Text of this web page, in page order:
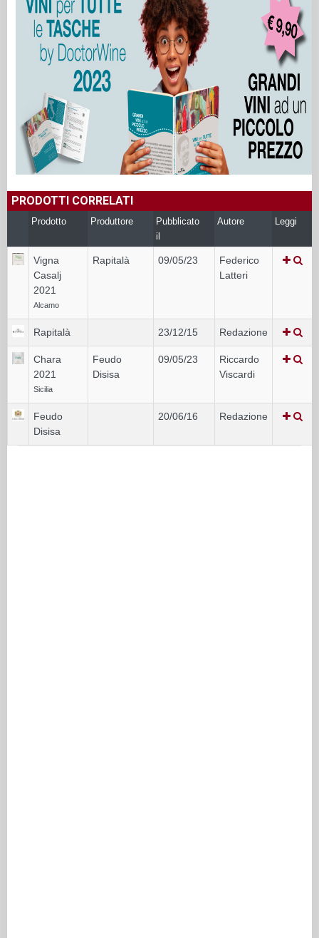
PRODOTTI CORRELATI
Prodotto Produttore
Pubblicato
il
Autore Leggi
Vigna
Casalj
2021
Alcamo
Rapitalà 09/05/23
Federico
Latteri
Rapitalà 23/12/15 Redazione
Chara
2021
Sicilia
Feudo
Disisa
09/05/23
Riccardo
Viscardi
Feudo
Disisa
20/06/16 Redazione